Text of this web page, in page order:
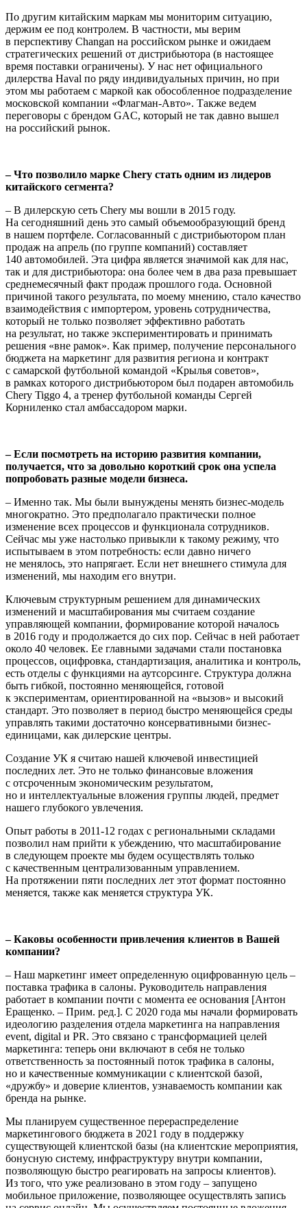
По другим китайским маркам мы мониторим ситуацию,
держим ее под контролем. В частности, мы верим
в перспективу Changan на российском рынке и ожидаем
стратегических решений от дистри­бьютора (в настоящее
время поставки ограничены). У нас нет офи­циального
дилерства Haval по ряду индивидуальных причин, но при
этом мы работаем с маркой как обособленное подразделение
московской компании «Флагман-Авто». Также ведем
переговоры с брендом GAC, который не так давно вышел
на российский рынок.
– Что позволило марке Chery стать одним из лидеров
китай­ского сегмента?
– В дилерскую сеть Chery мы вошли в 2015 году.
На сегодняшний день это самый объемообразующий бренд
в нашем портфеле. Согласованный с дистрибьютором план
продаж на апрель (по группе компаний) составляет
140 автомобилей. Эта цифра являет­ся значимой как для нас,
так и для дистрибьютора: она более чем в два раза превышает
среднемесячный факт продаж прошлого года. Основной
причиной такого результата, по моему мнению, стало качество
взаимодействия с импортером, уровень сотрудни­чества,
который не только позволяет эффективно работать
на результат, но также экспериментировать и принимать
решения «вне рамок». Как пример, получение персонального
бюджета на маркетинг для развития региона и контракт
с самарской футболь­ной командой «Крылья советов»,
в рамках которого дистрибьюто­ром был подарен автомобиль
Chery Tiggo 4, а тренер футбольной команды Сергей
Корниленко стал амбассадором марки.
– Если посмотреть на историю развития компании,
получает­ся, что за довольно короткий срок она успела
попробовать разные модели бизнеса.
– Именно так. Мы были вынуждены менять бизнес-модель
много­кратно. Это предполагало практически полное
изменение всех процессов и функционала сотрудников.
Сейчас мы уже настолько привыкли к такому режиму, что
испытываем в этом потребность: если давно ничего
не менялось, это напрягает. Если нет внешнего стимула для
изменений, мы находим его внутри.
Ключевым структурным решением для динамических
изменений и масштабирования мы считаем создание
управляющей компа­нии, формирование которой началось
в 2016 году и продолжается до сих пор. Сейчас в ней работает
около 40 человек. Ее главными задачами стали постановка
процессов, оцифровка, стандартиза­ция, аналитика и контроль,
есть отделы с функциями на аутсор­синге. Структура должна
быть гибкой, постоянно меняющейся, готовой
к экспериментам, ориентированной на «вызов» и высокий
стандарт. Это позволяет в период быстро меняющейся среды
управлять такими достаточно консервативными бизнес-
единица­ми, как дилерские центры.
Создание УК я считаю нашей ключевой инвестицией
последних лет. Это не только финансовые вложения
с отсроченным экономи­ческим результатом,
но и интеллектуальные вложения группы людей, предмет
нашего глубокого увлечения.
Опыт работы в 2011-12 годах с региональными складами
позволил нам прийти к убеждению, что масштабирование
в следующем проекте мы будем осуществлять только
с качественным централи­зованным управлением.
На протяжении пяти последних лет этот формат постоянно
меняется, также как меняется структура УК.
– Каковы особенности привлечения клиентов в Вашей
компа­нии?
– Наш маркетинг имеет определенную оцифрованную цель –
поставка трафика в салоны. Руководитель направления
работает в компании почти с момента ее основания [Антон
Еращенко. – Прим. ред.]. С 2020 года мы начали формировать
идеологию разделе­ния отдела маркетинга на направления
event, digital и PR. Это связа­но с трансформацией целей
маркетинга: теперь они включают в себя не только
ответственность за постоянный поток трафика в салоны,
но и качественные коммуникации с клиентской базой,
«дружбу» и доверие клиентов, узнаваемость компании как
бренда на рынке.
Мы планируем существенное перераспределение
маркетингового бюджета в 2021 году в поддержку
существующей клиентской базы (на клиентские мероприятия,
бонусную систему, инфраструктуру внутри компании,
позволяющую быстро реагировать на запросы клиентов).
Из того, что уже реализовано в этом году – запущено
мобильное приложение, позволяющее осуществлять запись